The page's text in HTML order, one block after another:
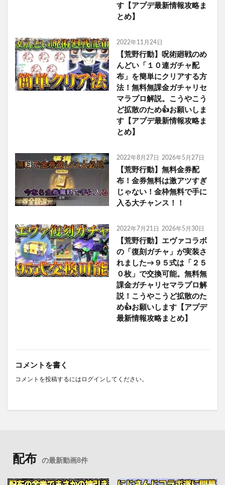
す【アプデ最新情報攻略ま
とめ】
2022年11月24日
【荒野行動】呪術廻戦のめ
んどい「１０連ガチャ配
布」を簡単にクリアする方
法！無料無課金ガチャリセ
マラプロ解説。こうやこう
ど拡散のため👍お願いしま
す【アプデ最新情報攻略ま
とめ】
2022年8月27日 2026年5月27日
【荒野行動】無料金券配
布！金券無料は激アツすぎ
じゃない！金枠無料で手に
入る大チャンス！！
2022年7月21日 2026年5月30日
【荒野行動】エヴァコラボ
の「復刻ガチャ」が実装さ
れました→９５式は「２５
０枚」で交換可能。無料無
課金ガチャリセマラプロ解
説！こうやこうど拡散のた
め👍お願いします【アプデ
最新情報攻略まとめ】
コメントを書く
コメントを投稿するには ログイン してください。
配布 の最新動画8件